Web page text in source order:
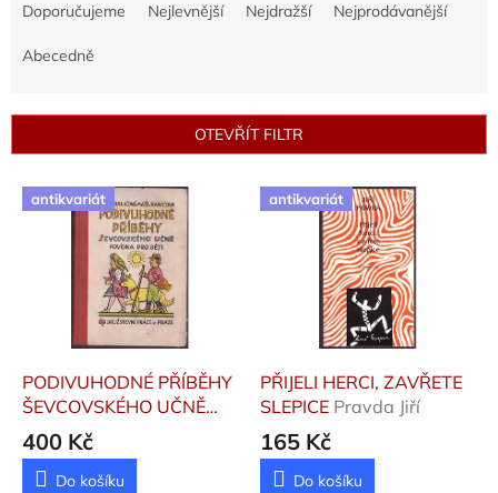
r
d
Doporučujeme Nejlevnější Nejdražší Nejprodávanější
Abecedně
OTEVŘÍT FILTR
V antikvariát
PODIVUHODNÉ PŘÍBĚHY
ŠEVCOVSKÉHO UČNĚ
Brličová-Mažuraničová
Ivana
400 Kč
Do košíku
antikvariát
PŘIJELI HERCI, ZAVŘETE
SLEPICE Pravda Jiří
165 Kč
Do košíku